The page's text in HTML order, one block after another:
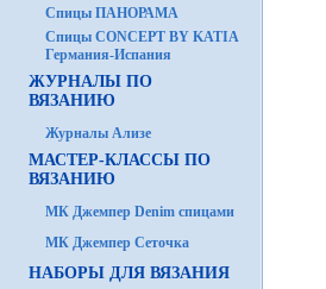
Спицы ПАНОРАМА
Спицы CONCEPT BY KATIA
Германия-Испания
ЖУРНАЛЫ ПО
ВЯЗАНИЮ
Журналы Ализе
МАСТЕР-КЛАССЫ ПО
ВЯЗАНИЮ
МК Джемпер Denim спицами
МК Джемпер Сеточка
НАБОРЫ ДЛЯ ВЯЗАНИЯ